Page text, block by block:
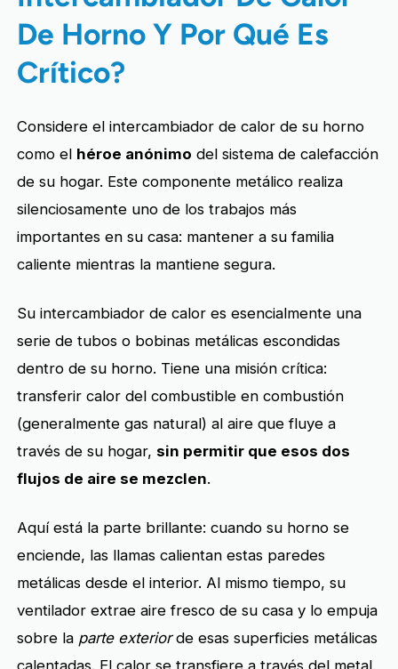
De Horno Y Por Qué Es
Crítico?
Considere el intercambiador de calor de su horno
como el héroe anónimo del sistema de calefacción
de su hogar. Este componente metálico realiza
silenciosamente uno de los trabajos más
importantes en su casa: mantener a su familia
caliente mientras la mantiene segura.
Su intercambiador de calor es esencialmente una
serie de tubos o bobinas metálicas escondidas
dentro de su horno. Tiene una misión crítica:
transferir calor del combustible en combustión
(generalmente gas natural) al aire que fluye a
través de su hogar, sin permitir que esos dos
flujos de aire se mezclen.
Aquí está la parte brillante: cuando su horno se
enciende, las llamas calientan estas paredes
metálicas desde el interior. Al mismo tiempo, su
ventilador extrae aire fresco de su casa y lo empuja
sobre la parte exteriorde esas superficies metálicas
calentadas. El calor se transfiere a través del metal,